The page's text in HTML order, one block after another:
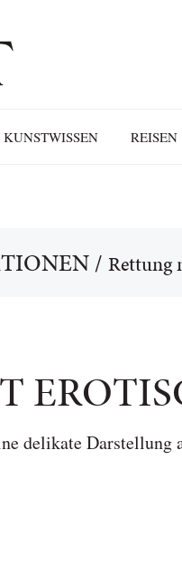
KUNSTWISSEN REISEN
/ Rettung
delikate